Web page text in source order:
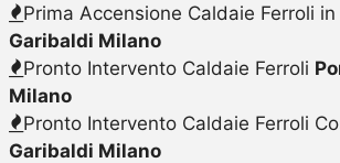
Prima Accensione Caldaie Ferroli in
Garibaldi Milano
Pronto Intervento Caldaie Ferroli
Milano
Pronto Intervento Caldaie Ferroli
Garibaldi Milano